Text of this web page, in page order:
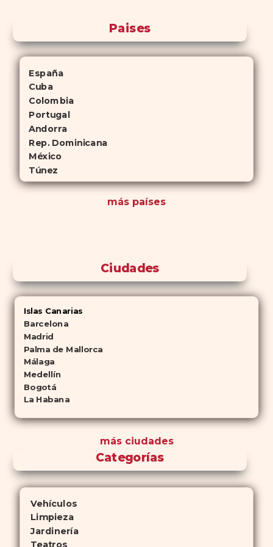
Paises
España
Cuba
Colombia
Portugal
Andorra
Rep. Dominicana
México
Túnez
más países
Ciudades
Islas Canarias
Barcelona
Madrid
Palma de Mallorca
Málaga
Medellín
Bogotá
La Habana
más ciudades
Categorías
Vehículos
Limpieza
Jardinería
Teatros